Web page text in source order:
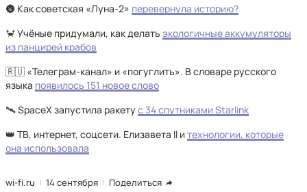
🌚 Как советская «Луна-2» перевернула историю?
🦀 Учёные придумали, как делать экологичные аккумуляторы
из панцирей крабов
🇷🇺 «Телеграм-канал» и «погуглить». В словаре русского
языка появилось 151 новое слово
🛰️ SpaceX запустила ракетус 34 спутниками Starlink
👑 ТВ, интернет, соцсети. Елизавета II итехнологии, которые
она использовала
wi-fi.ru 14 сентября Поделиться